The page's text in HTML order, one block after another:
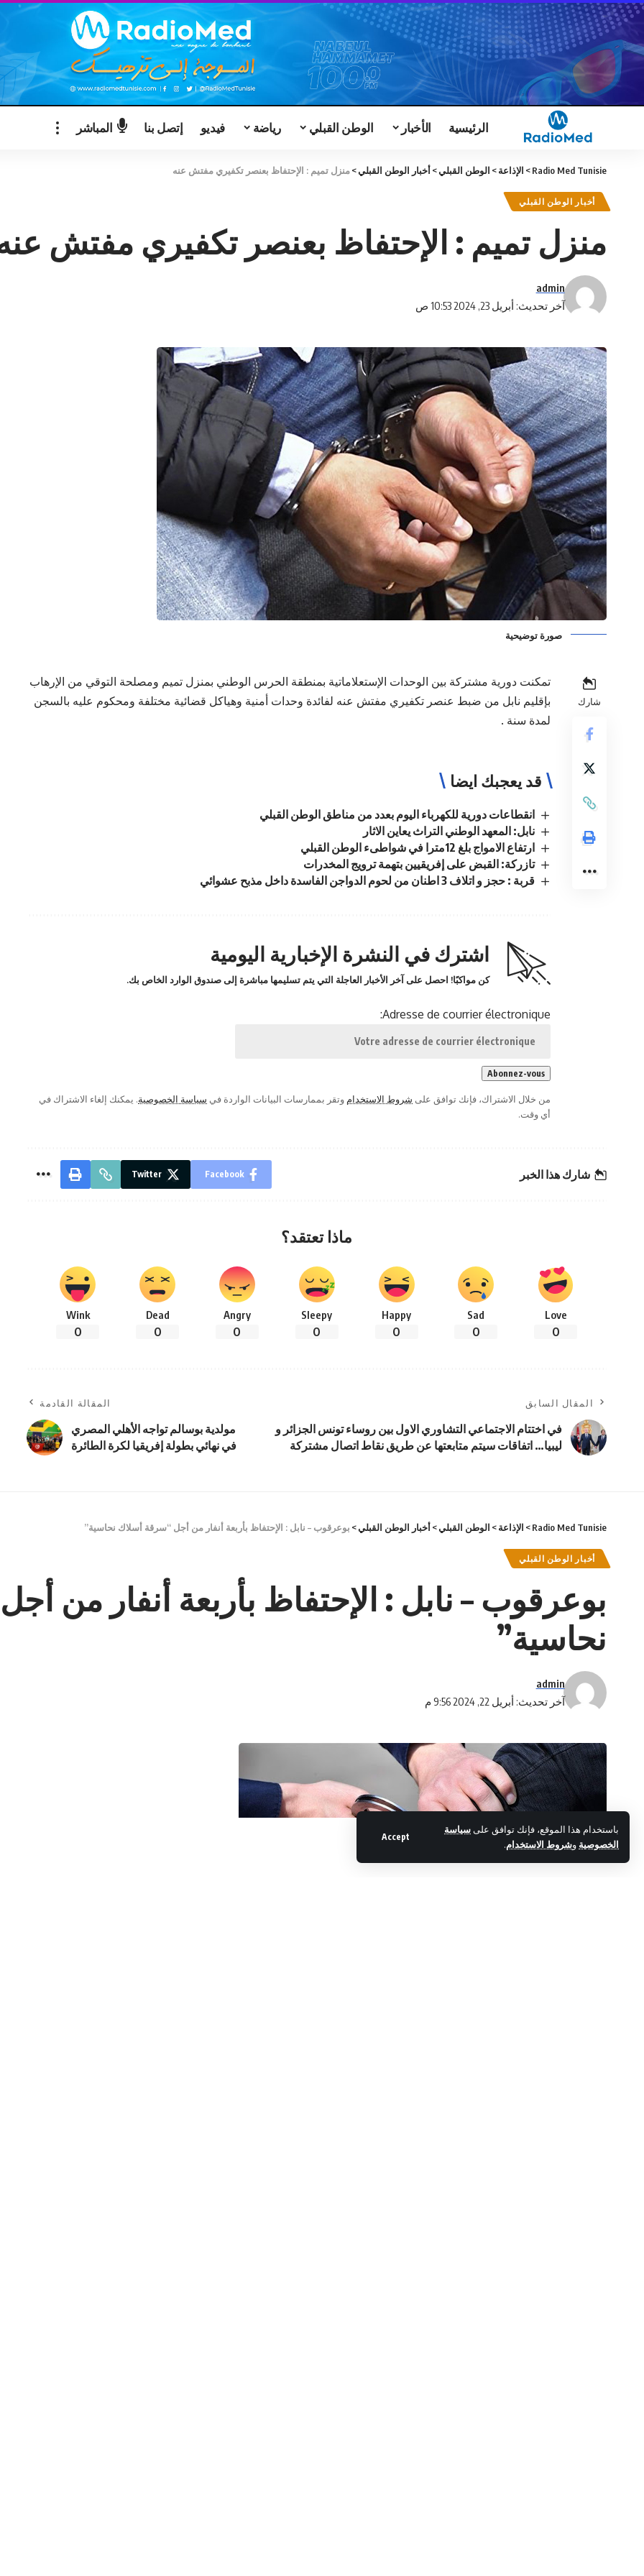
باستخدام هذا الموقع، فإنك توافق على سياسة
الخصوصية وشروط الاستخدام.
Accept
الرئيسية الأخبار الوطن القبلي رياضة فيديو إتصل بنا المباشر
Radio Med Tunisie
> الإذاعة> الوطن القبلي>أخبار الوطن القبلي>منزل تميم : الإحتفاظ بعنصر تكفيري مفتش عنه
أخبار الوطن القبلي
منزل تميم : الإحتفاظ بعنصر تكفيري مفتش
آخر تحديث: أبريل 23, 2024 10:53 ص
admin
صورة توضيحية
شارك
تمكنت دورية مشتركة بين الوحدات الإستعلاماتية بمنطقة الحرس الوطني بمنزل تميم ومصلحة التوقي من الإرهاب
بإقليم نابل من ضبط عنصر تكفيري مفتش عنه لفائدة وحدات أمنية وهياكل قضائية مختلفة ومحكوم عليه بالسجن
لمدة سنة .
قد يعجبك ايضا
انقطاعات دورية للكهرباء اليوم بعدد من مناطق الوطن القبلي
نابل: المعهد الوطني التراث يعاين الاثار
ارتفاع الامواج بلغ 12مترا في شواطىء الوطن القبلي
تازركة: القبض على إفريقيين بتهمة ترويج المخدرات
قربة : حجز و اتلاف 3 اطنان من لحوم الدواجن الفاسدة داخل مذبح عشوائي
اشترك في النشرة الإخبارية اليومية
كن مواكبًا! احصل على آخر الأخبار العاجلة التي يتم تسليمها مباشرة إلى صندوق الوارد الخاص بك.
Adresse de courrier électronique:
من خلال الاشتراك، فإنك توافق على شروط الاستخدام وتقر بممارسات البيانات الواردة في سياسة الخصوصية. يمكنك إلغاء الاشتراك في
أي وقت.
شارك هذا الخبر Facebook
Twitter
ماذا تعتقد؟
Love
0
Sad
0
Happy
0
Sleepy
0
Angry
0
Dead
0
Wink
0
المقال السابق
في اختتام الاجتماعي التشاوري الاول بين روساء تونس الجزائر و
ليبيا… اتفاقات سيتم متابعتها عن طريق نقاط اتصال مشتركة
المقالة القادمة
مولدية بوسالم تواجه الأهلي المصري
في نهائي بطولة إفريقيا لكرة الطائرة
Radio Med Tunisie
> الإذاعة> الوطن القبلي>أخبار الوطن القبلي> بوعرقوب – نابل : الإحتفاظ بأربعة أنفار من أجل “سرقة أسلاك نحاسية”
أخبار الوطن القبلي
بوعرقوب – نابل : الإحتفاظ بأربعة أنفار من
نحاسية”
آخر تحديث: أبريل 22, 2024 9:56 م
admin